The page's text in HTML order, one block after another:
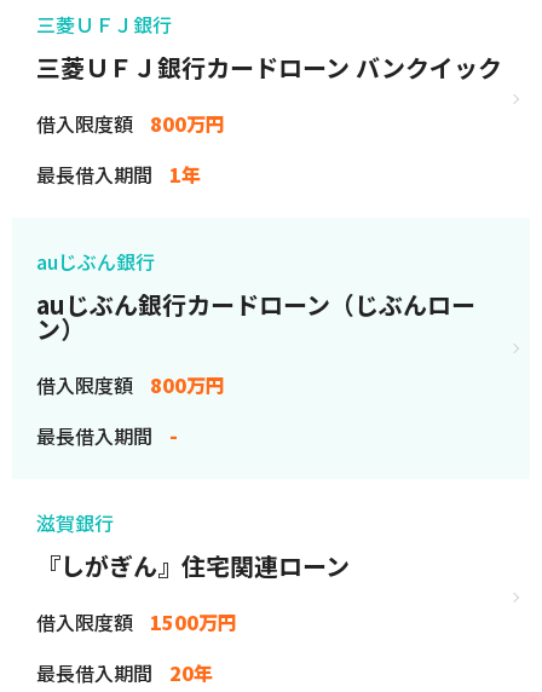
三菱ＵＦＪ銀行
三菱ＵＦＪ銀行カードローン バンクイック
借入限度額
800万円
最長借入期間
1年
auじぶん銀行
auじぶん銀行カードローン（じぶんロー
ン）
借入限度額
800万円
最長借入期間
-
滋賀銀行
『しがぎん』住宅関連ローン
借入限度額
1500万円
最長借入期間
20年